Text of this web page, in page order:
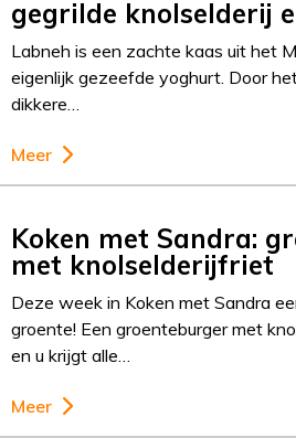
gegrilde knolselderij
Labneh is een zachte kaas uit het
eigenlijk gezeefde yoghurt. Door
dikkere…
Meer
Koken met Sandra:
met knolselderijfriet
Deze week in Koken met Sandra
groente! Een groenteburger met
en u krijgt alle…
Meer